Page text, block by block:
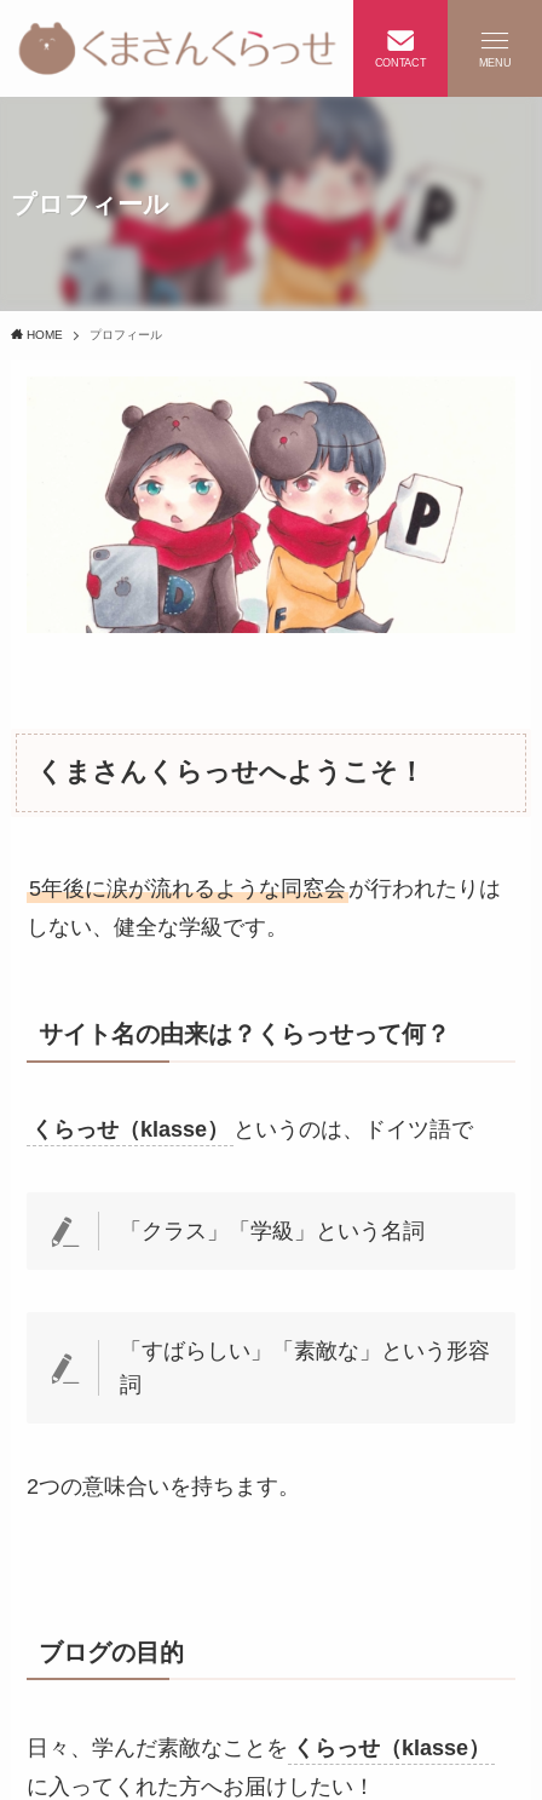
CONTACT MENU
プロフィール
HOME プロフィール
くまさんくらっせへようこそ！
5年後に涙が流れるような同窓会が行われたりは
しない、健全な学級です。
サイト名の由来は？くらっせって何？
くらっせ（klasse） というのは、ドイツ語で
「クラス」「学級」という名詞
「すばらしい」「素敵な」という形容
詞
2つの意味合いを持ちます。
ブログの目的
日々、学んだ素敵なことを くらっせ（klasse）
に入ってくれた方へお届けしたい！